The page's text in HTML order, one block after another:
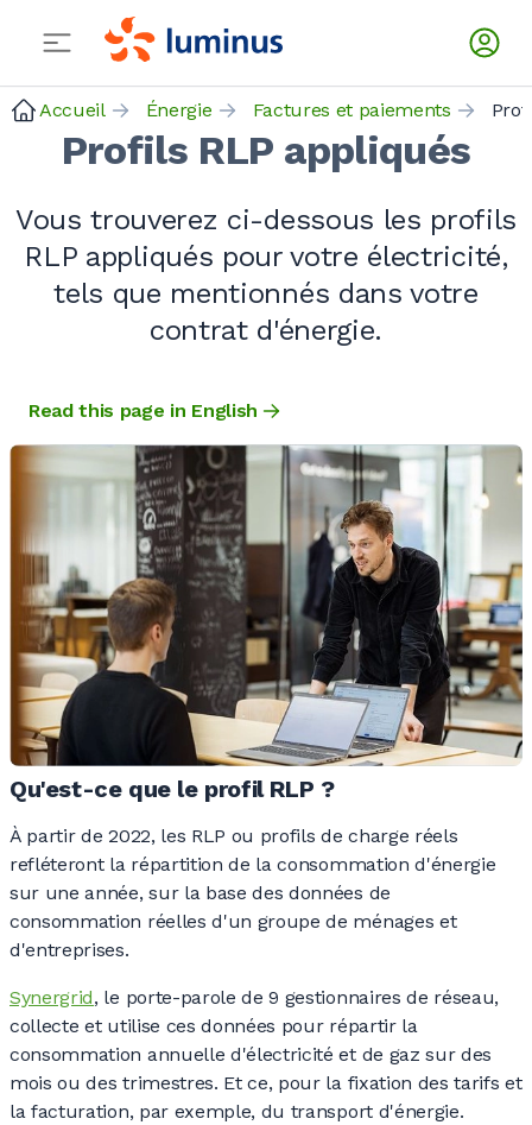
Accueil Énergie Factures et paiements
Profils RLP appliqués
Vous trouverez ci-dessous les profils
RLP appliqués pour votre électricité,
tels que mentionnés dans votre
contrat d'énergie.
Read this page in English
Qu'est-ce que le profil RLP ?
À partir de 2022, les RLP ou profils de charge réels
refléteront la répartition de la consommation d'énergie
sur une année, sur la base des données de
consommation réelles d'un groupe de ménages et
d'entreprises.
Synergrid, le porte-parole de 9 gestionnaires de réseau,
collecte et utilise ces données pour répartir la
consommation annuelle d'électricité et de gaz sur des
mois ou des trimestres. Et ce, pour la fixation des tarifs et
la facturation, par exemple, du transport d'énergie.